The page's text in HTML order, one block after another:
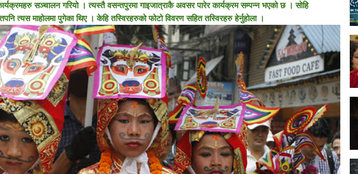
सञ्चालन गरियो । त्यस्तै वसन्तपुरमा गाइजात्राकै अवसर पारेर कार्यक्रम सम्पन्न भएको छ । सोहि
त्यस माहोलमा पुगेका थिए । केहि तस्विरहरुको फोटो विवरण सहित तस्विरहरु हेर्नुहोला ।